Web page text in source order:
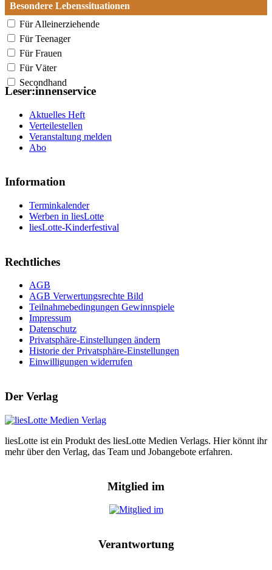
Besondere Lebenssituationen
Für Alleinerziehende
Für Teenager
Für Frauen
Für Väter
Secondhand
Leser:innenservice
Aktuelles Heft
Verteilestellen
Veranstaltung melden
Abo
Information
Terminkalender
Werben in liesLotte
liesLotte-Kinderfestival
Rechtliches
AGB
AGB Verwertungsrechte Bild
Teilnahmebedingungen Gewinnspiele
Impressum
Datenschutz
Privatsphäre-Einstellungen ändern
Historie der Privatsphäre-Einstellungen
Einwilligungen widerrufen
Der Verlag
liesLotte ist ein Produkt des liesLotte Medien Verlags. Hier könnt ihr
mehr über den Verlag, das Team und Jobangebote erfahren.
Mitglied im
Verantwortung